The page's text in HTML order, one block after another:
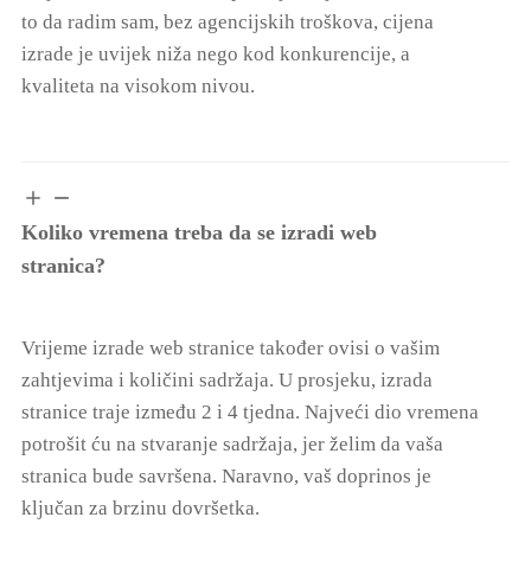
to da radim sam, bez agencijskih troškova, cijena
izrade je uvijek niža nego kod konkurencije, a
kvaliteta na visokom nivou.
Koliko vremena treba da se izradi web
stranica?
Vrijeme izrade web stranice također ovisi o vašim
zahtjevima i količini sadržaja. U prosjeku, izrada
stranice traje između 2 i 4 tjedna. Najveći dio vremena
potrošit ću na stvaranje sadržaja, jer želim da vaša
stranica bude savršena. Naravno, vaš doprinos je
ključan za brzinu dovršetka.